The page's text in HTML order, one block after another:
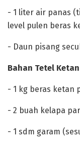
‎- 1 liter air panas
level pulen beras
‎- Daun pisang
‎Bahan Tetel
‎- 1 kg beras ketan
‎- 2 buah kelapa
‎- 1 sdm garam